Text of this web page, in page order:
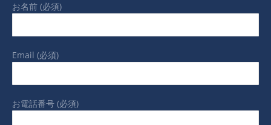
お名前 (必須)
Email (必須)
お電話番号 (必須)